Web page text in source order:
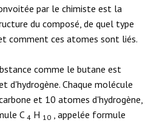
par le chimiste est la
du composé, de quel type
comment ces atomes sont liés.
comme le butane est
d'hydrogène. Chaque molécule
et 10 atomes d'hydrogène,
C 4 H 10 , appelée formule